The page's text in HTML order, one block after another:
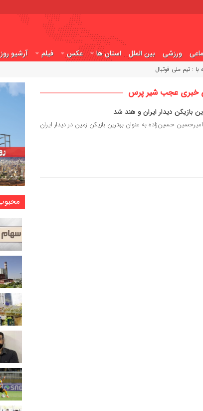
ورزشی بین الملل استان ها عکس فیلم آرشیو
: تیم ملی فوتبال
خبری عجب شیر پرس
بازیکن دیدار ایران و هند شد
حسین‌زاده به عنوان بهترین بازیکن زمین در دیدار ایران